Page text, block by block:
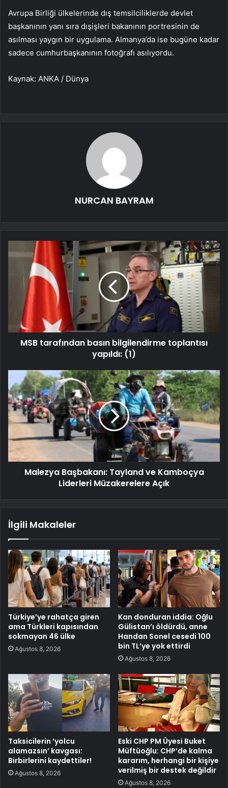
Avrupa Birliği ülkelerinde dış temsilciliklerde devlet
başkanının yanı sıra dışişleri bakanının portresinin de
asılması yaygın bir uygulama. Almanya’da ise bugüne kadar
sadece cumhurbaşkanının fotoğrafı asılıyordu.
Kaynak: ANKA / Dünya
NURCAN BAYRAM
MSB tarafından basın bilgilendirme toplantısı
yapıldı: (1)
Malezya Başbakanı: Tayland ve Kamboçya
Liderleri Müzakerelere Açık
İlgili Makaleler
Türkiye’ye rahatça giren
ama Türkleri kapısından
sokmayan 46 ülke
Ağustos 8, 2026
Kan donduran iddia: Oğlu
Gülistan’ı öldürdü, anne
Handan Sonel cesedi 100
bin TL’ye yok ettirdi
Ağustos 8, 2026
Taksicilerin ‘yolcu
alamazsın’ kavgası:
Birbirlerini kaydettiler!
Ağustos 8, 2026
Eski CHP PM Üyesi Buket
Müftüoğlu: CHP’de kalma
kararım, herhangi bir kişiye
verilmiş bir destek değildir
Ağustos 8, 2026